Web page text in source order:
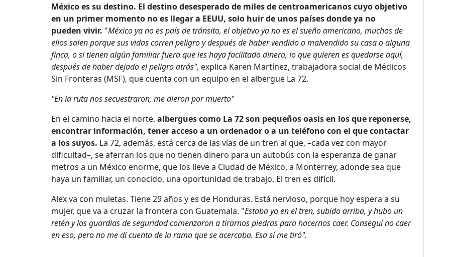
México es su destino. El destino desesperado de miles de centroamericanos cuyo objetivo
en un primer momento no es llegar a EEUU, solo huir de unos países donde ya no
pueden vivir. "México ya no es país de tránsito, el objetivo ya no es el sueño americano, muchos de
ellos salen porque sus vidas corren peligro y después de haber vendido o malvendido su casa o alguna
finca, o si tienen algún familiar fuera que les haya facilitado dinero, lo que quieren es quedarse aquí,
después de haber dejado el peligro atrás", explica Karen Martínez, trabajadora social de Médicos
Sin Fronteras (MSF), que cuenta con un equipo en el albergue La 72.
"En la ruta nos secuestraron, me dieron por muerto"
En el camino hacia el norte, albergues como La 72 son pequeños oasis en los que reponerse,
encontrar información, tener acceso a un ordenador o a un teléfono con el que contactar
a los suyos. La 72, además, está cerca de las vías de un tren al que, –cada vez con mayor
dificultad–, se aferran los que no tienen dinero para un autobús con la esperanza de ganar
metros a un México enorme, que los lleve a Ciudad de México, a Monterrey, adonde sea que
haya un familiar, un conocido, una oportunidad de trabajo. El tren es difícil.
Alex va con muletas. Tiene 29 años y es de Honduras. Está nervioso, porque hoy espera a su
mujer, que va a cruzar la frontera con Guatemala. "Estaba yo en el tren, subido arriba, y hubo un
retén y los guardias de seguridad comenzaron a tirarnos piedras para hacernos caer. Conseguí no caer
en eso, pero no me di cuenta de la rama que se acercaba. Esa sí me tiró".